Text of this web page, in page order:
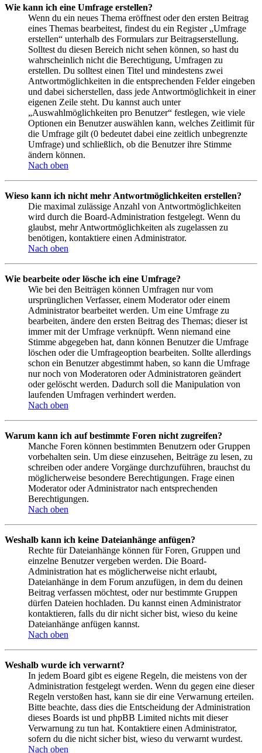
Wie kann ich eine Umfrage erstellen?
Wenn du ein neues Thema eröffnest oder den ersten Beitrag
eines Themas bearbeitest, findest du ein Register „Umfrage
erstellen“ unterhalb des Formulars zur Beitragserstellung.
Solltest du diesen Bereich nicht sehen können, so hast du
wahrscheinlich nicht die Berechtigung, Umfragen zu
erstellen. Du solltest einen Titel und mindestens zwei
Antwortmöglichkeiten in die entsprechenden Felder eingeben
und dabei sicherstellen, dass jede Antwortmöglichkeit in einer
eigenen Zeile steht. Du kannst auch unter
„Auswahlmöglichkeiten pro Benutzer“ festlegen, wie viele
Optionen ein Benutzer auswählen kann, welches Zeitlimit für
die Umfrage gilt (0 bedeutet dabei eine zeitlich unbegrenzte
Umfrage) und schließlich, ob die Benutzer ihre Stimme
ändern können.
Nach oben
Wieso kann ich nicht mehr Antwortmöglichkeiten erstellen?
Die maximal zulässige Anzahl von Antwortmöglichkeiten
wird durch die Board-Administration festgelegt. Wenn du
glaubst, mehr Antwortmöglichkeiten als zugelassen zu
benötigen, kontaktiere einen Administrator.
Nach oben
Wie bearbeite oder lösche ich eine Umfrage?
Wie bei den Beiträgen können Umfragen nur vom
ursprünglichen Verfasser, einem Moderator oder einem
Administrator bearbeitet werden. Um eine Umfrage zu
bearbeiten, ändere den ersten Beitrag des Themas; dieser ist
immer mit der Umfrage verknüpft. Wenn niemand eine
Stimme abgegeben hat, dann können Benutzer die Umfrage
löschen oder die Umfrageoption bearbeiten. Sollte allerdings
schon ein Benutzer abgestimmt haben, so kann die Umfrage
nur noch von Moderatoren oder Administratoren geändert
oder gelöscht werden. Dadurch soll die Manipulation von
laufenden Umfragen verhindert werden.
Nach oben
Warum kann ich auf bestimmte Foren nicht zugreifen?
Manche Foren können bestimmten Benutzern oder Gruppen
vorbehalten sein. Um diese einzusehen, Beiträge zu lesen, zu
schreiben oder andere Vorgänge durchzuführen, brauchst du
möglicherweise besondere Berechtigungen. Frage einen
Moderator oder Administrator nach entsprechenden
Berechtigungen.
Nach oben
Weshalb kann ich keine Dateianhänge anfügen?
Rechte für Dateianhänge können für Foren, Gruppen und
einzelne Benutzer vergeben werden. Die Board-
Administration hat es möglicherweise nicht erlaubt,
Dateianhänge in dem Forum anzufügen, in dem du deinen
Beitrag verfassen möchtest, oder nur bestimmte Gruppen
dürfen Dateien hochladen. Du kannst einen Administrator
kontaktieren, falls du dir nicht sicher bist, wieso du keine
Dateianhänge anfügen kannst.
Nach oben
Weshalb wurde ich verwarnt?
In jedem Board gibt es eigene Regeln, die meistens von der
Administration festgelegt werden. Wenn du gegen eine dieser
Regeln verstoßen hast, kann sie dir eine Verwarnung erteilen.
Bitte beachte, dass dies die Entscheidung der Administration
dieses Boards ist und phpBB Limited nichts mit dieser
Verwarnung zu tun hat. Kontaktiere einen Administrator,
sofern du die nicht sicher bist, wieso du verwarnt wurdest.
Nach oben